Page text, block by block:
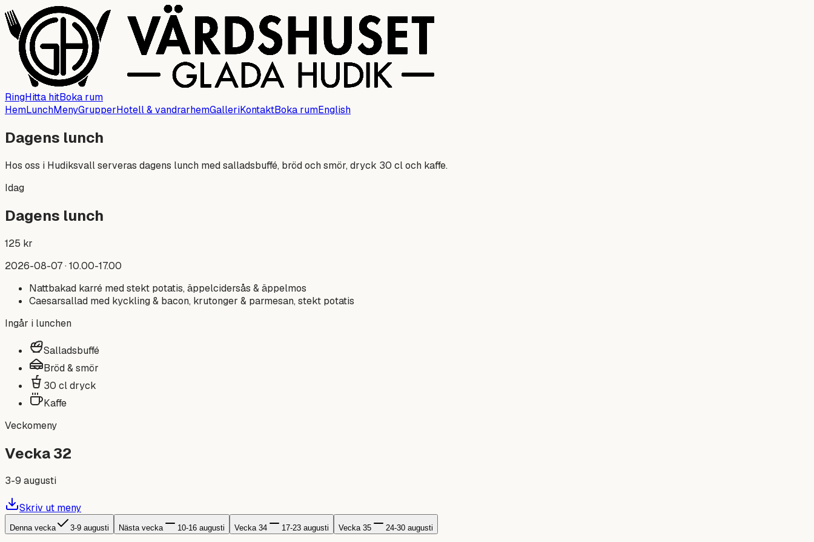
RingHitta hitBoka rum
HemLunchMenyGrupperHotell & vandrarhemGalleriKontaktBoka rumEnglish
Dagens lunch
Hos oss i Hudiksvall serveras dagens lunch med salladsbuffé, bröd och smör, dryck 30 cl och kaffe.
Idag
Dagens lunch
125 kr
2026-08-07· 10.00-17.00
Nattbakad karré med stekt potatis, äppelcidersås & äppelmos
Caesarsallad med kyckling & bacon, krutonger & parmesan, stekt potatis
Ingår i lunchen
Salladsbuffé
Bröd & smör
30 cl dryck
Kaffe
Veckomeny
Vecka 32
3-9 augusti
Skriv ut meny
Denna vecka 3-9 augusti Nästa vecka 10-16 augusti Vecka 34 17-23 augusti Vecka 35 24-30 augusti